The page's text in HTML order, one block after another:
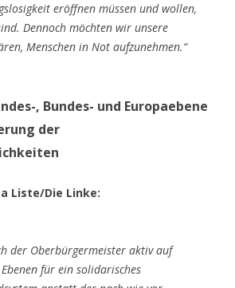
eröffnen müssen und wollen,
Dennoch möchten wir unsere
Menschen in Not aufzunehmen.​​​​​​​“
, Bundes- und Europaebene
der
Liste/Die Linke:
der Oberbürgermeister aktiv auf
für ein solidarisches